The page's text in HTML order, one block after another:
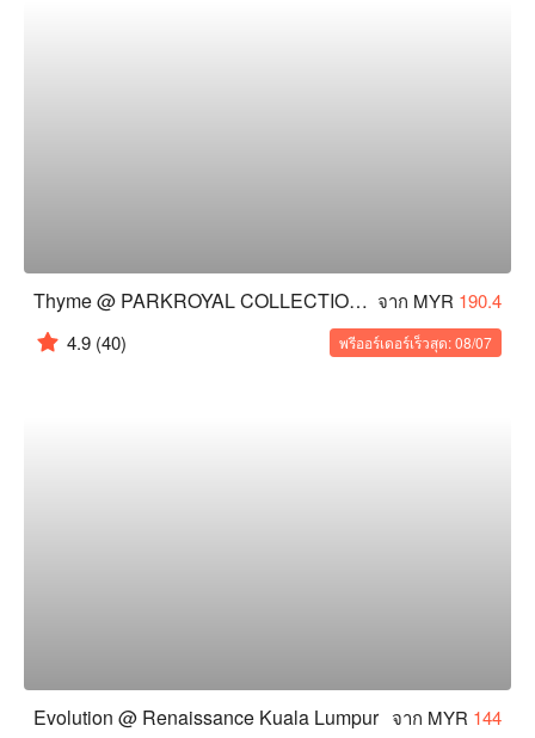
Thyme @ PARKROYAL COLLECTION Kuala Lumpur จาก MYR 190.4
4.9 (40) พรีออร์เดอร์เร็วสุด: 08/07
Evolution @ Renaissance Kuala Lumpur จาก MYR 144